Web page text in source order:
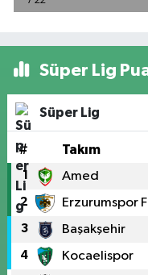
Süper Lig
Süper Lig
# Takım
1 Amed
2 Erzurumspor
3 Başakşehir
4 Kocaelispor